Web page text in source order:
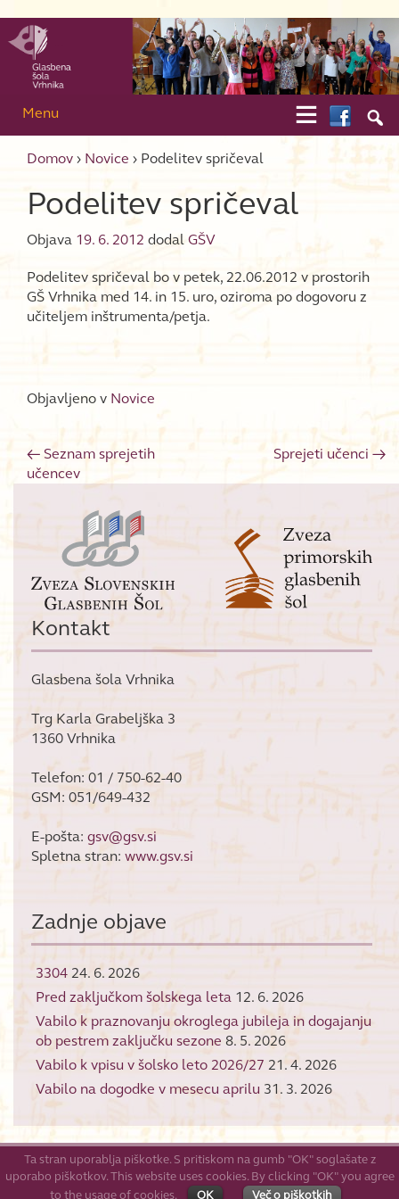

Menu 
Domov › Novice › Podelitev spričeval
Podelitev spričeval
Objava 19. 6. 2012 dodal GŠV
Podelitev spričeval bo v petek, 22.06.2012 v prostorih
GŠ Vrhnika med 14. in 15. uro, oziroma po dogovoru z
učiteljem inštrumenta/petja.
Objavljeno v Novice
Post navigation
← Seznam sprejetih
učencev
Sprejeti učenci →
Kontakt
Glasbena šola Vrhnika
Trg Karla Grabeljška 3
1360 Vrhnika
Telefon: 01 / 750-62-40
GSM: 051/649-432
E-pošta: gsv@gsv.si
Spletna stran: www.gsv.si
Zadnje objave
3304 24. 6. 2026
Pred zaključkom šolskega leta 12. 6. 2026
Vabilo k praznovanju okroglega jubileja in dogajanju
ob pestrem zaključku sezone 8. 5. 2026
Vabilo k vpisu v šolsko leto 2026/27 21. 4. 2026
Vabilo na dogodke v mesecu aprilu 31. 3. 2026
© 2026GŠV
Ta stran uporablja piškotke. S pritiskom na gumb "OK" soglašate z
uporabo piškotkov. This website uses cookies. By clicking "OK" you agree
to the usage of cookies.
OK Več o piškotkih